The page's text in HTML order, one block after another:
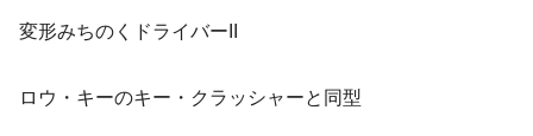
変形みちのくドライバーII
ロウ・キーのキー・クラッシャーと同型